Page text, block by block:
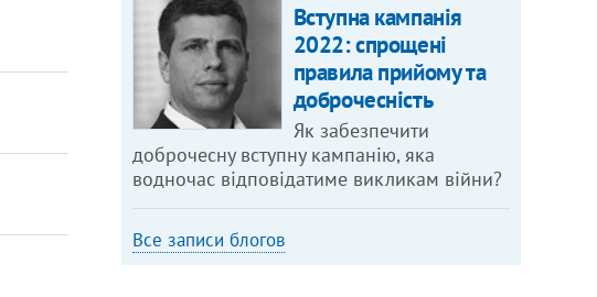
Вступна кампанія
2022: спрощені
правила прийому та
доброчесність
Як забезпечити
доброчесну вступну кампанію, яка
водночас відповідатиме викликам війни?
Все записи блогов